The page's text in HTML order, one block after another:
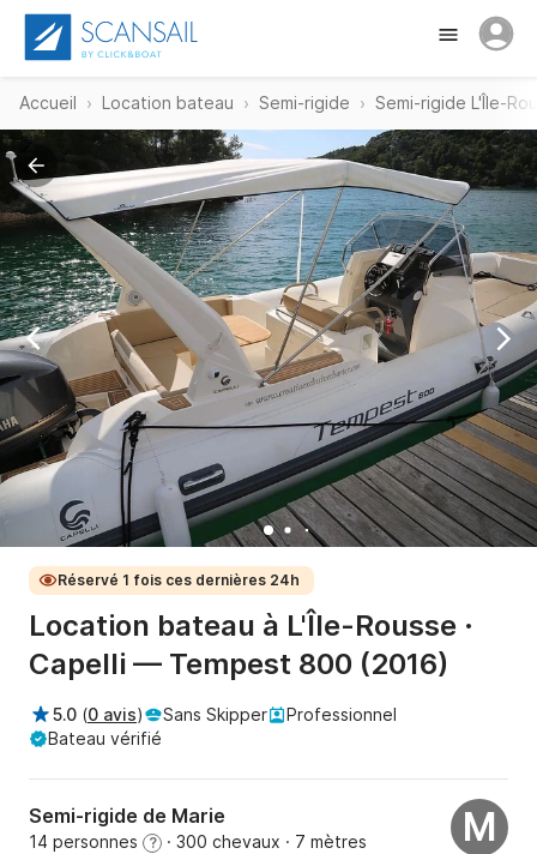
Accueil Location bateau Semi-rigide Semi-rigide L'Île-
Réservé 1 fois ces dernières 24h
Location bateau à L'Île-Rousse ·
Capelli — Tempest 800 (2016)
5.0 (0 avis) Sans Skipper
Professionnel
Bateau vérifié
Semi-rigide de Marie
14 personnes ? · 300 chevaux · 7 mètres M